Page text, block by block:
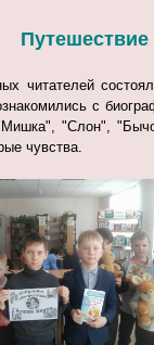
Путешествие
читателей
с
"Слон",
чувства.